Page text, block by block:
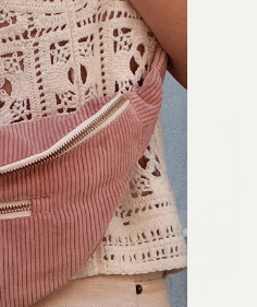
banane
le style ni